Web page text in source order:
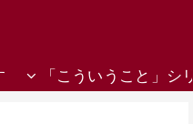
「こういうこと」シ